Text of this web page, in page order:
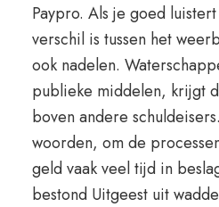
Paypro. Als je goed
verschil is tussen het
ook nadelen.
publieke middelen, krijgt
boven andere
woorden, om de
geld vaak veel tijd in
bestond Uitgeest uit